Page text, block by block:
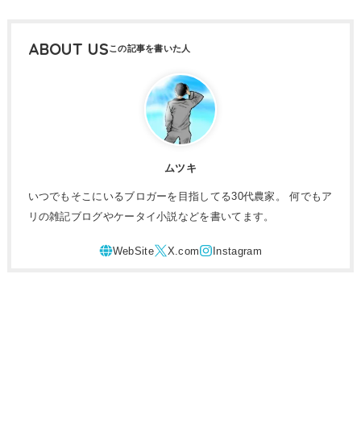
ABOUT US
ムツキ
いつでもそこにいるブロガーを目指してる30代農家。 何でもア
リの雑記ブログやケータイ小説などを書いてます。